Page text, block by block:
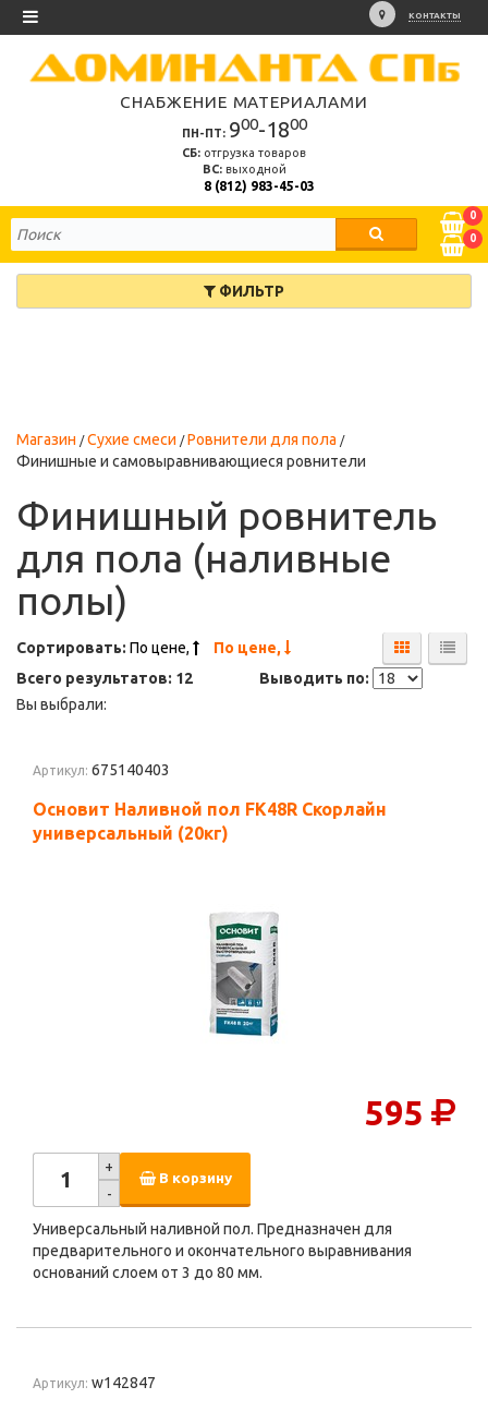
КОНТАКТЫ
СНАБЖЕНИЕ МАТЕРИАЛАМИ
ПН-ПТ: 900-1800
СБ: отгрузка товаров
ВС:выходной
8 (812) 983-45-03
0
0
ФИЛЬТР
Магазин Сухие смеси
Ровнители для пола
Финишные и самовыравнивающиеся ровнители
Финишный ровнитель
для пола (наливные
полы)
Сортировать: По цене,
По цене,
Выводить по:
Всего результатов: 12
Вы выбрали:
Артикул: 675140403
Основит Наливной пол FK48R Скорлайн
универсальный (20кг)
595
+
-
В корзину
Универсальный наливной пол. Предназначен для
предварительного и окончательного выравнивания
оснований слоем от 3 до 80 мм.
Артикул: w142847